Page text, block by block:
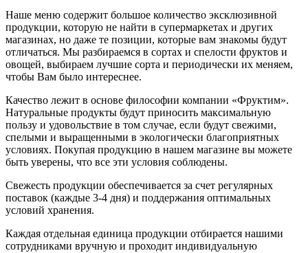
Наше меню содержит большое количество эксклюзивной
продукции, которую не найти в супермаркетах и других
магазинах, но даже те позиции, которые вам знакомы будут
отличаться. Мы разбираемся в сортах и спелости фруктов и
овощей, выбираем лучшие сорта и периодически их меняем,
чтобы Вам было интереснее.
Качество лежит в основе философии компании «Фруктим».
Натуральные продукты будут приносить максимальную
пользу и удовольствие в том случае, если будут свежими,
cпелыми и выращенными в экологически благоприятных
условиях. Покупая продукцию в нашем магазине вы можете
быть уверены, что все эти условия соблюдены.
Свежесть продукции обеспечивается за счет регулярных
поставок (каждые 3-4 дня) и поддержания оптимальных
условий хранения.
Каждая отдельная единица продукции отбирается нашими
сотрудниками вручную и проходит индивидуальную